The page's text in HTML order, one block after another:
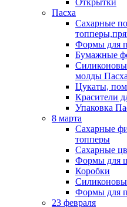
Открытки
Пасха
Сахарные
Формы для
Бумажные
молды Пасха
Цукаты,
Красители
Упаковка
8 марта
Сахарные
топперы
Сахарные
Формы для
Коробки
Формы для
23 февраля